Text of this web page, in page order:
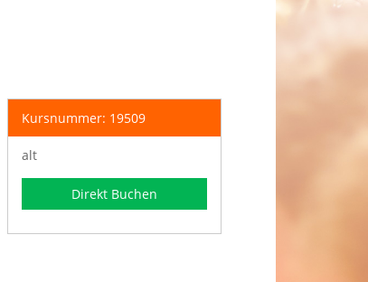
Kursnummer: 19509
alt
Direkt Buchen